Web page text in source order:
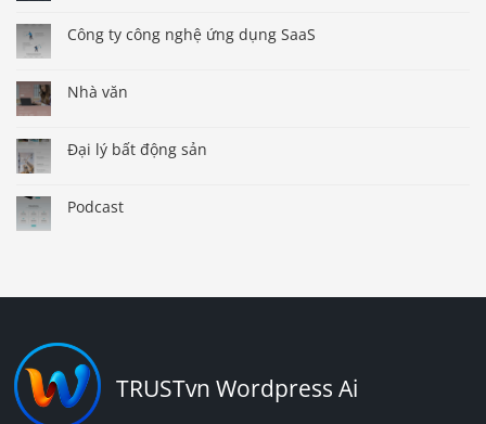
Công ty công nghệ ứng dụng SaaS
Nhà văn
Đại lý bất động sản
Podcast
TRUSTvn Wordpress Ai